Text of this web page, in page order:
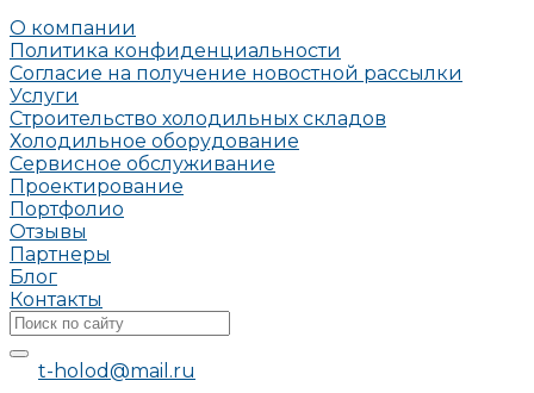
О компании
Политика конфиденциальности
Согласие на получение новостной рассылки
Услуги
Строительство холодильных складов
Холодильное оборудование
Сервисное обслуживание
Проектирование
Портфолио
Отзывы
Партнеры
Блог
Контакты
t-holod@mail.ru